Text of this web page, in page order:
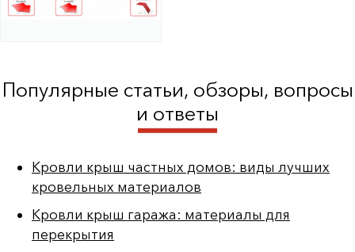
Популярные статьи, обзоры, вопросы
и ответы
Кровли крыш частных домов: виды лучших
кровельных материалов
Кровли крыш гаража: материалы для
перекрытия